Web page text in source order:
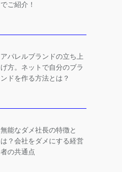
でご紹介！
アパレルブランドの立ち上
げ方。ネットで自分のブラ
ンドを作る方法とは？
無能なダメ社長の特徴と
は？会社をダメにする経営
者の共通点